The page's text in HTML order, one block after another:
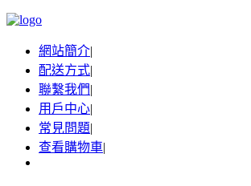
網站簡介|
配送方式|
聯繫我們|
用戶中心|
常見問題|
查看購物車|